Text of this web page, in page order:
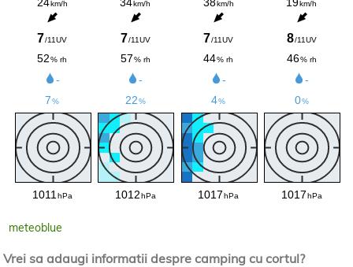
meteoblue
Vrei sa adaugi informatii despre camping cu cortul?